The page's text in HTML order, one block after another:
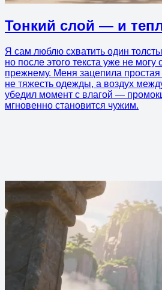
Тонкий слой — и
Я сам люблю схватить один
но после этого текста уже не могу
прежнему. Меня зацепила
не тяжесть одежды, а воздух
убедил момент с влагой —
мгновенно становится чужим.